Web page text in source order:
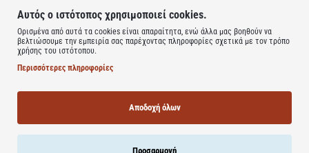
τριχόπτωση.
Β6 Βιταμίνες:Δραστικό συστατικό που, σε συνδυασμό με
τις βιταμίνες Β5 και Β8, δυναμώνει / ενισχύει τη δομή των
μαλλιών / της τρίχας.
ΧΡΗΣΗ
στεγνό ή βρεγμένο, 3 φορές την εβδομάδα, αγωγή 2 μηνών.
Κάνετε ελαφρύ μασάζ με την άκρη των δακτύλων για καλύτερη
Αυτός ο ιστότοπος χρησιμοποιεί cookies.
Ορισμένα από αυτά τα cookies είναι απαραίτητα, ενώ άλλα μας βοηθούν να
βελτιώσουμε την εμπειρία σας παρέχοντας πληροφορίες σχετικά με τον τρόπο
χρήσης του ιστότοπου.
Περισσότερες πληροφορίες
Αποδοχή όλων
Προσαρμογή